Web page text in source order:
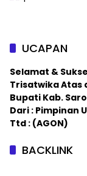
UCAPAN
Selamat &
Trisatwika Atas
Bupati Kab.
Dari : Pimpinan
Ttd : (AGON)
BACKLINK